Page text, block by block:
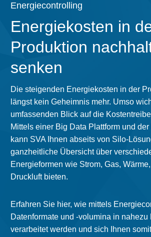
Energiecontrolling
Energiekosten in
Produktion
senken
Die steigenden Energiekosten in der
längst kein Geheimnis mehr. Umso
umfassenden Blick auf die
Mittels einer Big Data Plattform und der
kann SVA Ihnen abseits von Silo-
ganzheitliche Übersicht über
Energieformen wie Strom, Gas,
Druckluft bieten.
Erfahren Sie hier, wie mittels
Datenformate und -volumina in nahezu
verarbeitet werden und sich Ihnen